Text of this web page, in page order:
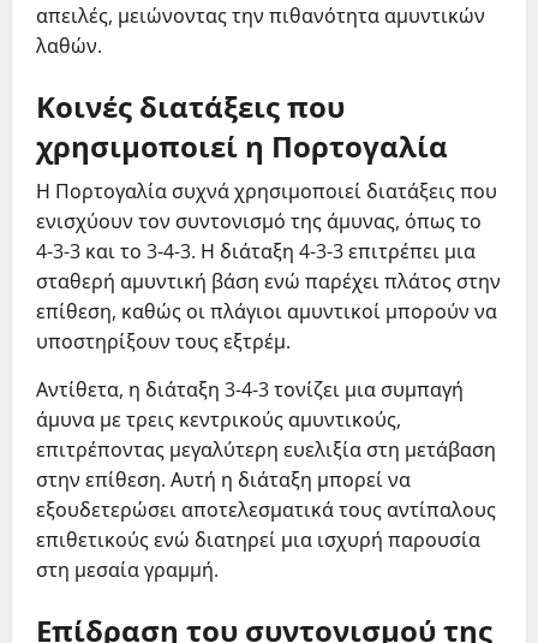
απειλές, μειώνοντας την πιθανότητα αμυντικών
λαθών.
Κοινές διατάξεις που
χρησιμοποιεί η Πορτογαλία
Η Πορτογαλία συχνά χρησιμοποιεί διατάξεις που
ενισχύουν τον συντονισμό της άμυνας, όπως το
4-3-3 και το 3-4-3. Η διάταξη 4-3-3 επιτρέπει μια
σταθερή αμυντική βάση ενώ παρέχει πλάτος στην
επίθεση, καθώς οι πλάγιοι αμυντικοί μπορούν να
υποστηρίξουν τους εξτρέμ.
Αντίθετα, η διάταξη 3-4-3 τονίζει μια συμπαγή
άμυνα με τρεις κεντρικούς αμυντικούς,
επιτρέποντας μεγαλύτερη ευελιξία στη μετάβαση
στην επίθεση. Αυτή η διάταξη μπορεί να
εξουδετερώσει αποτελεσματικά τους αντίπαλους
επιθετικούς ενώ διατηρεί μια ισχυρή παρουσία
στη μεσαία γραμμή.
Επίδραση του συντονισμού της